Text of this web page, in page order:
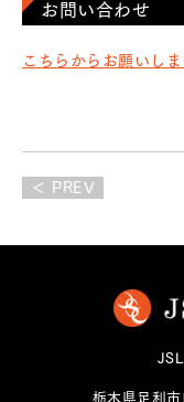
お問い合わせ
こちらからお願いし
＜ PREV
栃木県足利